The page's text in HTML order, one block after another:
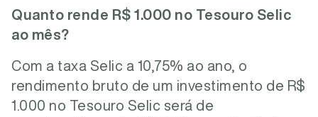
Quanto rende R$ 1.000 no Tesouro Selic
ao mês?
Com a taxa Selic a 10,75% ao ano, o
rendimento bruto de um investimento de R$
1.000 no Tesouro Selic será de